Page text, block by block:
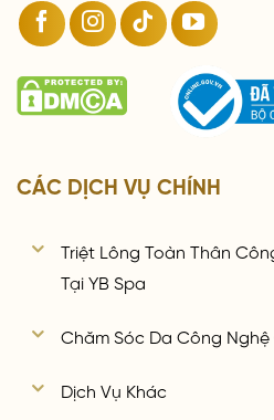
CÁC DỊCH VỤ CHÍNH
Triệt Lông Toàn Thân
Tại YB Spa
Chăm Sóc Da Công Nghệ
Dịch Vụ Khác